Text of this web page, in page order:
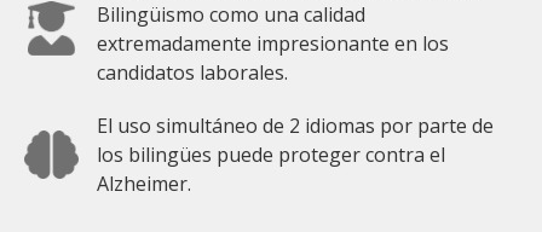
Bilingüismo como una calidad
extremadamente impresionante en los
candidatos laborales.
El uso simultáneo de 2 idiomas por parte de
los bilingües puede proteger contra el
Alzheimer.